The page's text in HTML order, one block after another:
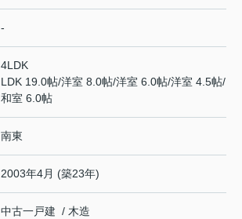
-
4LDK
LDK 19.0帖/洋室 8.0帖/洋室 6.0帖/洋室 4.5帖/
和室 6.0帖
南東
2003年4月 (築23年)
中古一戸建 / 木造